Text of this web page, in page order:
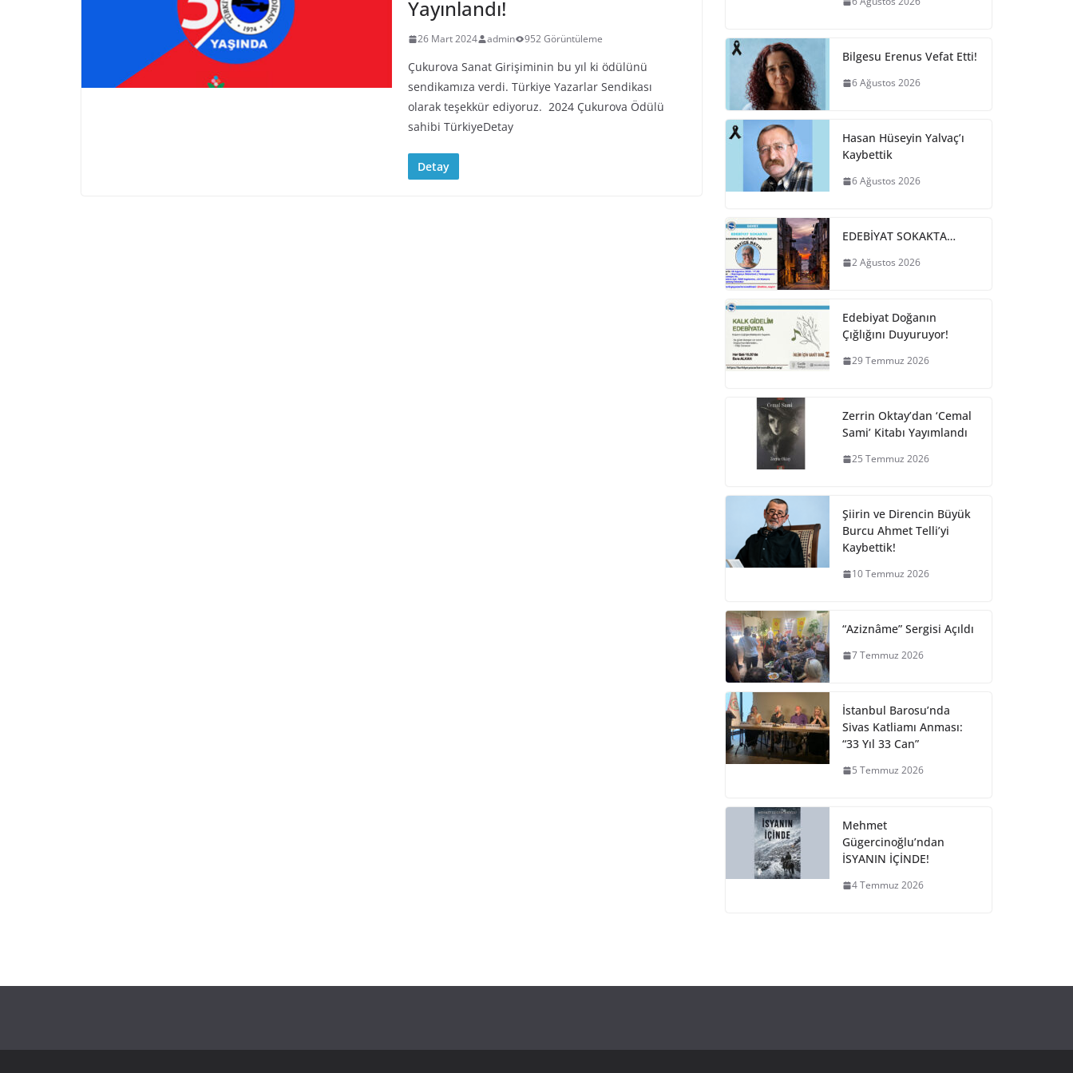
Yayınlandı!
26 Mart 2024 admin 952 Görüntüleme
Çukurova Sanat Girişiminin bu yıl ki ödülünü
sendikamıza verdi. Türkiye Yazarlar Sendikası
olarak teşekkür ediyoruz. 2024 Çukurova Ödülü
sahibi TürkiyeDetay
Detay
Bilgesu Erenus Vefat Etti!
6 Ağustos 2026
Hasan Hüseyin Yalvaç’ı
Kaybettik
6 Ağustos 2026
EDEBİYAT SOKAKTA…
2 Ağustos 2026
Edebiyat Doğanın
Çığlığını Duyuruyor!
29 Temmuz 2026
Zerrin Oktay’dan ‘Cemal
Sami’ Kitabı Yayımlandı
25 Temmuz 2026
Şiirin ve Direncin Büyük
Burcu Ahmet Telli’yi
Kaybettik!
10 Temmuz 2026
“Aziznâme” Sergisi Açıldı
7 Temmuz 2026
İstanbul Barosu’nda
Sivas Katliamı Anması:
“33 Yıl 33 Can”
5 Temmuz 2026
Mehmet
Gügercinoğlu’ndan
İSYANIN İÇİNDE!
4 Temmuz 2026